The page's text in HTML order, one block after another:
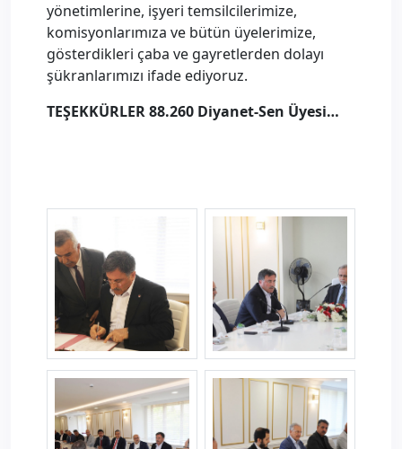
yönetimlerine, işyeri temsilcilerimize,
komisyonlarımıza ve bütün üyelerimize,
gösterdikleri çaba ve gayretlerden dolayı
şükranlarımızı ifade ediyoruz.
TEŞEKKÜRLER 88.260 Diyanet-Sen Üyesi…
yekiimza1.jpg yekiimza2.jpg